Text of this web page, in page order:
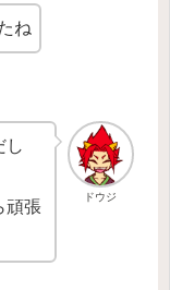
ね
ドウジ
し
頑張